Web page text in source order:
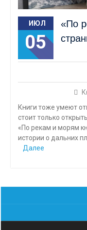
ИЮЛ
05
«По
Книги тоже умеют
стоит только
«По рекам и морям
истории о дальних
Далее
Навигация
записям